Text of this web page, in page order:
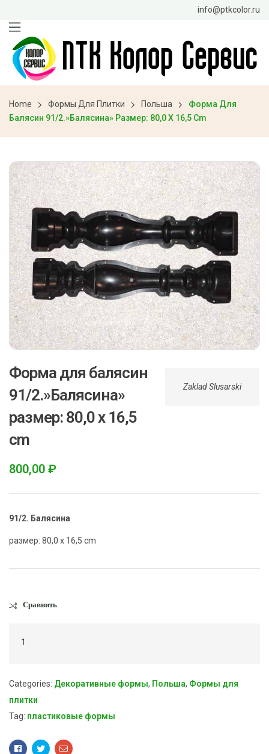
info@ptkcolor.ru
Home Формы Для Плитки Польша
Форма Для
Балясин 91/2.»Балясина» Размер: 80,0 X 16,5 Cm
Zaklad Slusarski
Форма для балясин
91/2.»Балясина»
размер: 80,0 x 16,5
cm
800,00 ₽
91/2. Балясина
размер: 80,0 x 16,5 cm
Сравнить
1
Categories: Декоративные формы, Польша, Формы для
плитки
Tag: пластиковые формы
FacebookTwitterEmail